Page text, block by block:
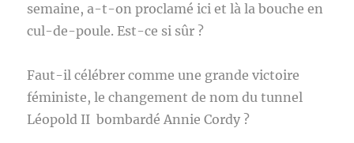
semaine, a-t-on proclamé ici et là la bouche en
cul-de-poule. Est-ce si sûr ?
Faut-il célébrer comme une grande victoire
féministe, le changement de nom du tunnel
Léopold II bombardé Annie Cordy ?